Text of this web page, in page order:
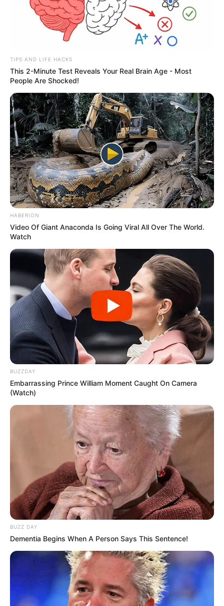
TIPS AND LIFE HACKS
This 2-Minute Test Reveals Your Real Brain Age - Most
People Are Shocked!
HABERION
Video Of Giant Anaconda Is Going Viral All Over The World.
Watch
BUZZDAY
Embarrassing Prince William Moment Caught On Camera
(Watch)
BUZZ DAY
Dementia Begins When A Person Says This Sentence!